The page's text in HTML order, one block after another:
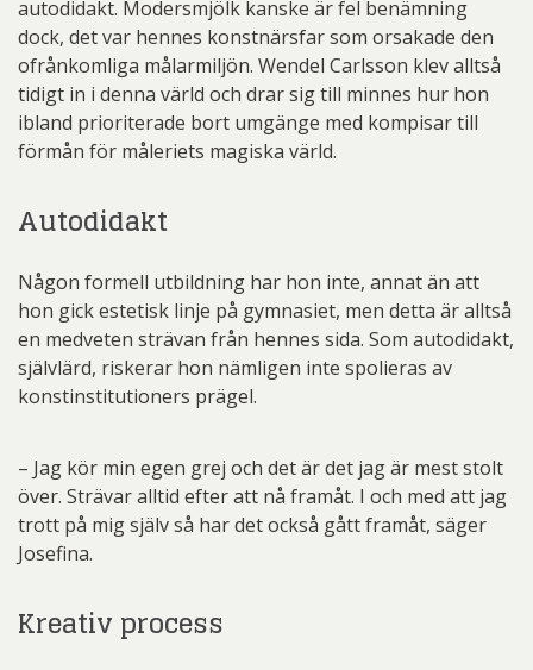
autodidakt. Modersmjölk kanske är fel benämning
dock, det var hennes konstnärsfar som orsakade den
ofrånkomliga målarmiljön. Wendel Carlsson klev alltså
tidigt in i denna värld och drar sig till minnes hur hon
ibland prioriterade bort umgänge med kompisar till
förmån för måleriets magiska värld.
Autodidakt
Någon formell utbildning har hon inte, annat än att
hon gick estetisk linje på gymnasiet, men detta är alltså
en medveten strävan från hennes sida. Som autodidakt,
självlärd, riskerar hon nämligen inte spolieras av
konstinstitutioners prägel.
– Jag kör min egen grej och det är det jag är mest stolt
över. Strävar alltid efter att nå framåt. I och med att jag
trott på mig själv så har det också gått framåt, säger
Josefina.
Kreativ process